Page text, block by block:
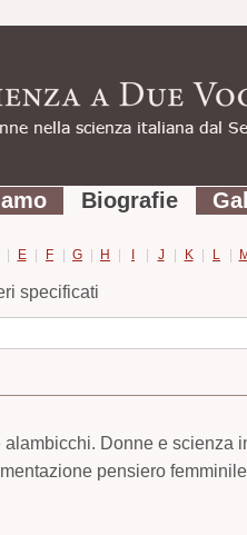
Biografie
| E | F | G | H | I | J | K | L |
specificati
Donne e scienza
pensiero